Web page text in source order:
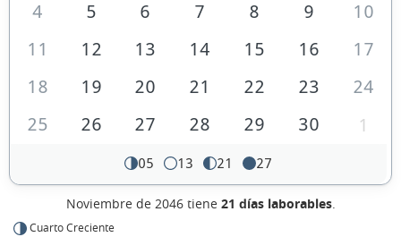
4
5 6 7 8 9
10
11
12 13 14 15 16
17
18
19 20 21 22 23
24
25
26 27 28 29 30 1
05 13 21 27
Noviembre de 2046 tiene 21 días laborables.
Cuarto Creciente